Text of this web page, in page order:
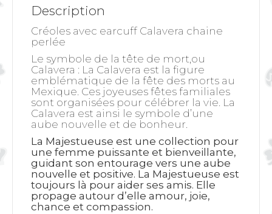
Description
Créoles avec earcuff Calavera chaine
perlée
Le symbole de la tête de mort,ou
Calavera : La Calavera est la figure
emblématique de la fête des morts au
Mexique. Ces joyeuses fêtes familiales
sont organisées pour célébrer la vie. La
Calavera est ainsi le symbole d’une
aube nouvelle et de bonheur.
La Majestueuse est une collection pour
une femme puissante et bienveillante,
guidant son entourage vers une aube
nouvelle et positive. La Majestueuse est
toujours là pour aider ses amis. Elle
propage autour d’elle amour, joie,
chance et compassion.